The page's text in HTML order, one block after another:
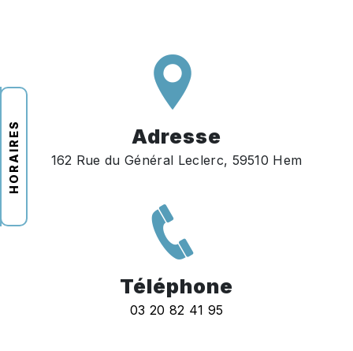
HORAIRES Adresse
162 Rue du Général Leclerc, 59510 Hem
Téléphone
03 20 82 41 95